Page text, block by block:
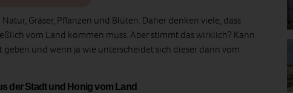
Gräser, Pflanzen und Blüten. Daher denken viele, dass
vom Land kommen muss. Aber stimmt das wirklich? Kann
geben und wenn ja wie unterscheidet sich dieser dann vom
der Stadt und Honig vom Land